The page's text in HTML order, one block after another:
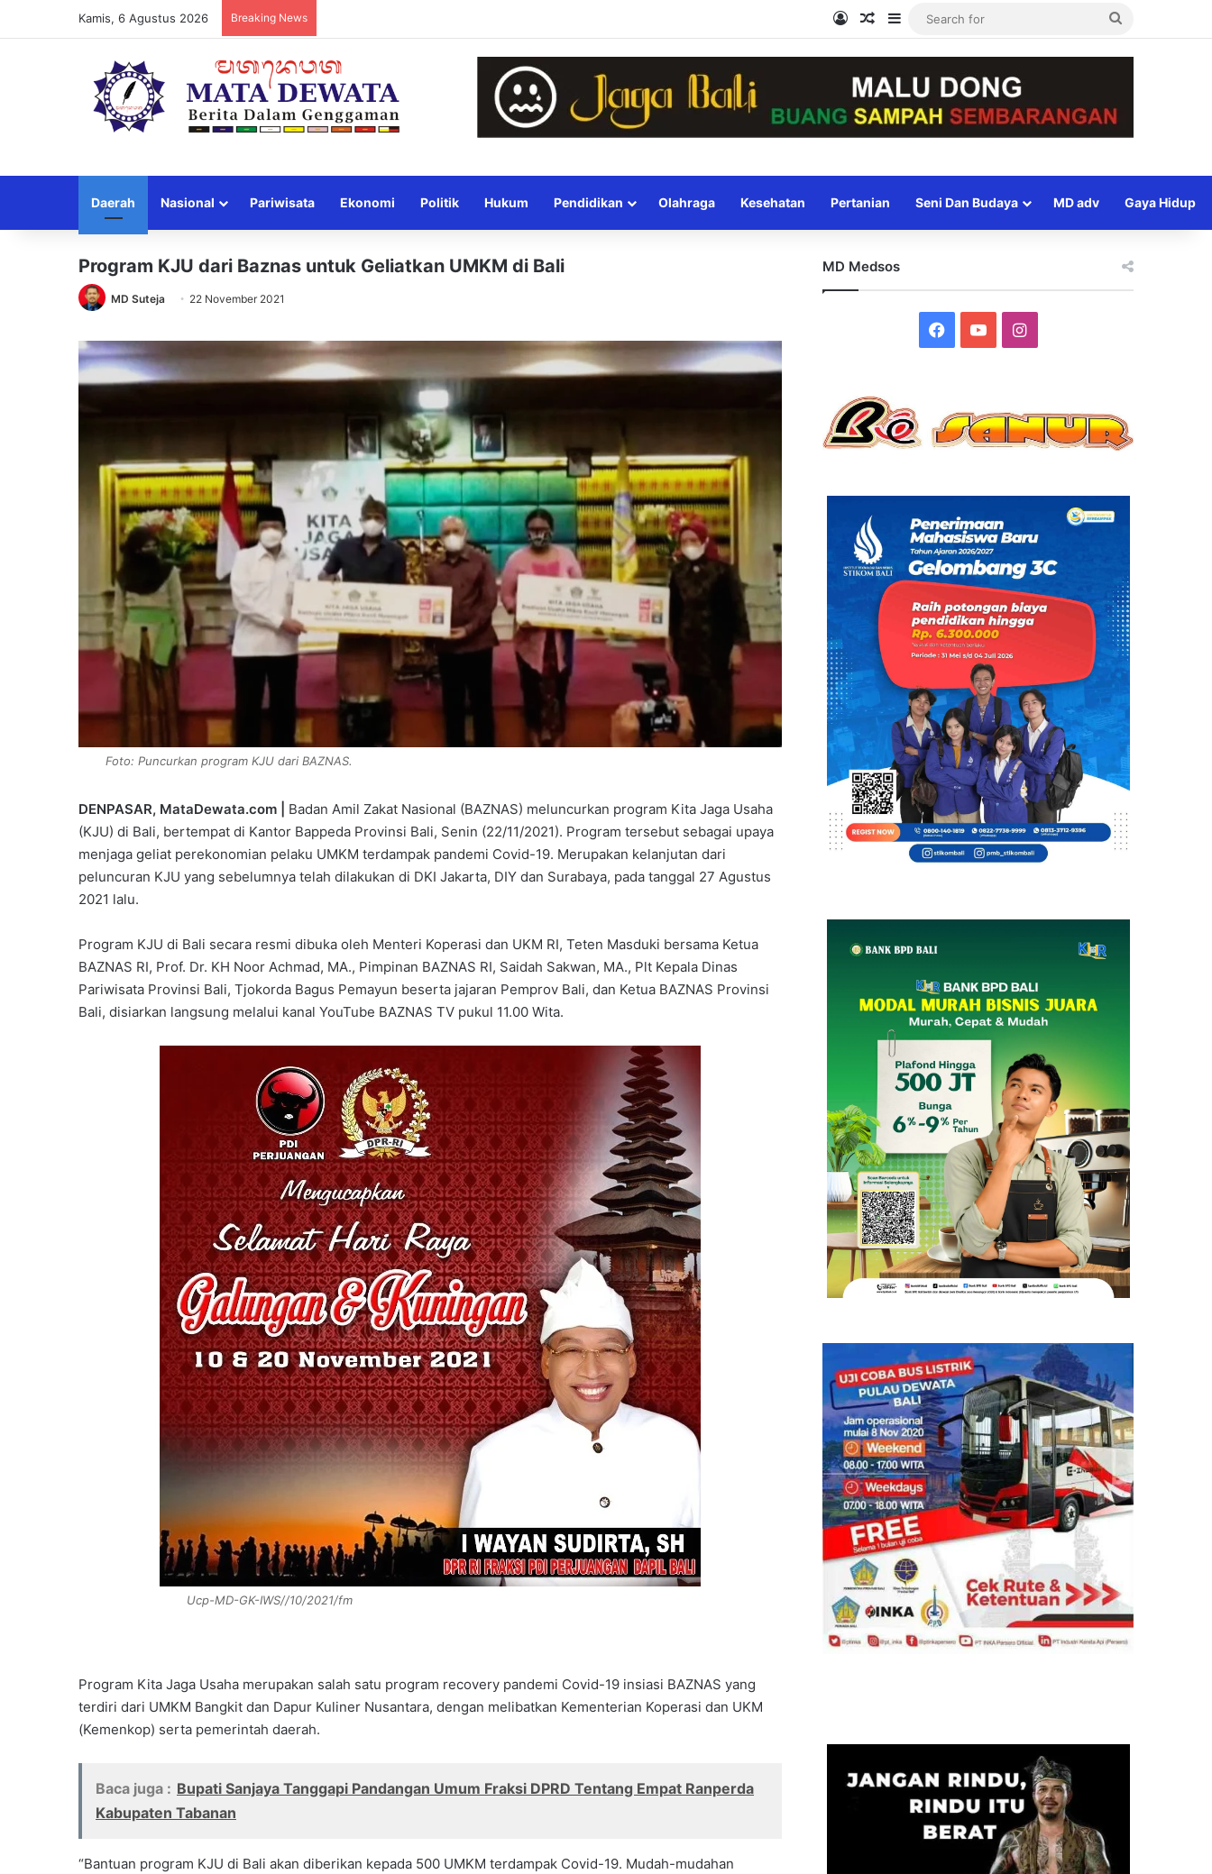
Kamis, 6 Agustus 2026 Breaking News Log InRandom Article
Sidebar
Daerah Nasional Pariwisata Ekonomi Politik Hukum Pendidikan Olahraga Kesehatan Pertanian Seni Dan Budaya MD adv Gaya Hidup
Program KJU dari Baznas untuk Geliatkan UMKM di Bali
MD Suteja 22 November 2021
Foto: Puncurkan program KJU dari BAZNAS.
DENPASAR, MataDewata.com |
Badan Amil Zakat Nasional (BAZNAS) meluncurkan program Kita Jaga Usaha
(KJU) di Bali, bertempat di Kantor Bappeda Provinsi Bali, Senin (22/11/2021). Program tersebut sebagai upaya
menjaga geliat perekonomian pelaku UMKM terdampak pandemi Covid-19. Merupakan kelanjutan dari
peluncuran KJU yang sebelumnya telah dilakukan di DKI Jakarta, DIY dan Surabaya, pada tanggal 27 Agustus
2021 lalu.
Program KJU di Bali secara resmi dibuka oleh Menteri Koperasi dan UKM RI, Teten Masduki bersama Ketua
BAZNAS RI, Prof. Dr. KH Noor Achmad, MA., Pimpinan BAZNAS RI, Saidah Sakwan, MA., Plt Kepala Dinas
Pariwisata Provinsi Bali, Tjokorda Bagus Pemayun beserta jajaran Pemprov Bali, dan Ketua BAZNAS Provinsi
Bali, disiarkan langsung melalui kanal YouTube BAZNAS TV pukul 11.00 Wita.
Ucp-MD-GK-IWS//10/2021/fm
Program Kita Jaga Usaha merupakan salah satu program recovery pandemi Covid-19 insiasi BAZNAS yang
terdiri dari UMKM Bangkit dan Dapur Kuliner Nusantara, dengan melibatkan Kementerian Koperasi dan UKM
(Kemenkop) serta pemerintah daerah.
Baca juga : Bupati Sanjaya Tanggapi Pandangan Umum Fraksi DPRD Tentang Empat Ranperda
Kabupaten Tabanan
“Bantuan program KJU di Bali akan diberikan kepada 500 UMKM terdampak Covid-19. Mudah-mudahan
MD Medsos
Facebook
YouTubeInstagram